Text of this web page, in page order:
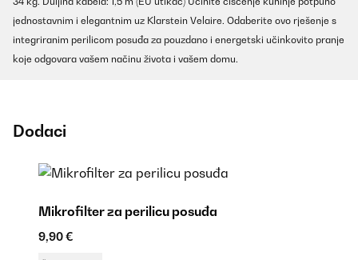
jednostavnim i elegantnim uz Klarstein Velaire. Odaberite ovo rješenje s
integriranim perilicom posuđa za pouzdano i energetski učinkovito pranje
koje odgovara vašem načinu života i vašem domu.
Dodaci
Mikrofilter za perilicu posuđa
9,90 €